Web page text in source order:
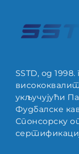
SSTD, од
укључујући
Фудбалске
Спонсорску